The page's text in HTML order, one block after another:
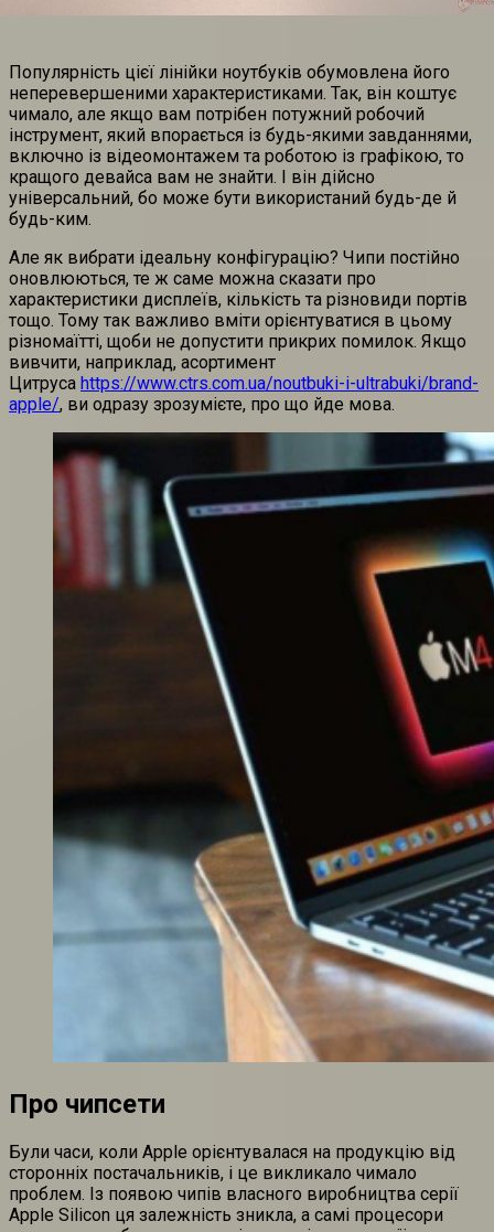
Популярність цієї лінійки ноутбуків обумовлена його
неперевершеними характеристиками. Так, він коштує
чимало, але якщо вам потрібен потужний робочий
інструмент, який впорається із будь-якими завданнями,
включно із відеомонтажем та роботою із графікою, то
кращого девайса вам не знайти. І він дійсно
універсальний, бо може бути використаний будь-де й
будь-ким.
Але як вибрати ідеальну конфігурацію? Чипи постійно
оновлюються, те ж саме можна сказати про
характеристики дисплеїв, кількість та різновиди портів
тощо. Тому так важливо вміти орієнтуватися в цьому
різномаїтті, щоби не допустити прикрих помилок. Якщо
вивчити, наприклад, асортимент
Цитруса https://www.ctrs.com.ua/noutbuki-i-ultrabuki/brand-
apple/, ви одразу зрозумієте, про що йде мова.
Про чипсети
Були часи, коли Apple орієнтувалася на продукцію від
сторонніх постачальників, і це викликало чимало
проблем. Із появою чипів власного виробництва серії
Apple Silicon ця залежність зникла, а самі процесори